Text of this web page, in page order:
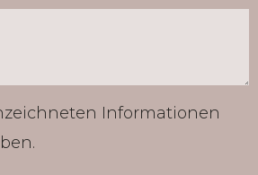
Informationen